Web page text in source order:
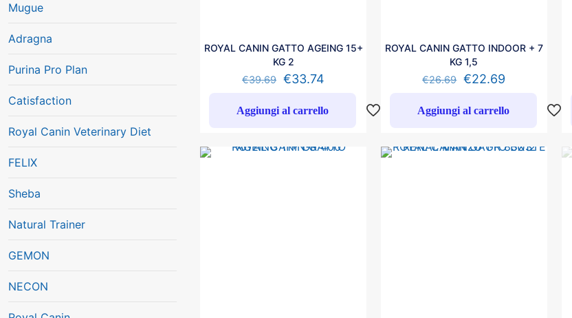
Mugue
Adragna
Purina Pro Plan
Catisfaction
Royal Canin Veterinary Diet
FELIX
Sheba
Natural Trainer
GEMON
NECON
ROYAL CANIN GATTO AGEING 15+
KG 2
€39.69 €33.74
Aggiungi al carrello
ROYAL CANIN GATTO INDOOR + 7
KG 1,5
€26.69 €22.69
Aggiungi al carrello